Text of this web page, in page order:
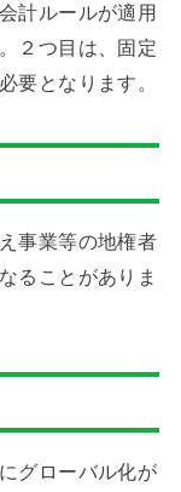
計ルールが適用
２つ目は、固定
要となります。
事業等の地権者
ることがありま
グローバル化が